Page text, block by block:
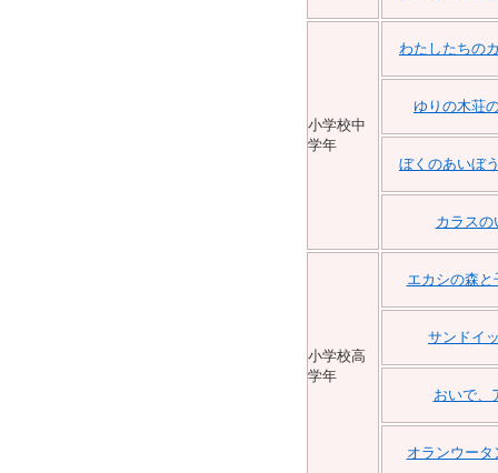
小学校中
学年
わたしたちの
ゆりの木荘
ぼくのあいぼ
カラスの
小学校高
学年
エカシの森
サンドイ
おいで、
オランウー